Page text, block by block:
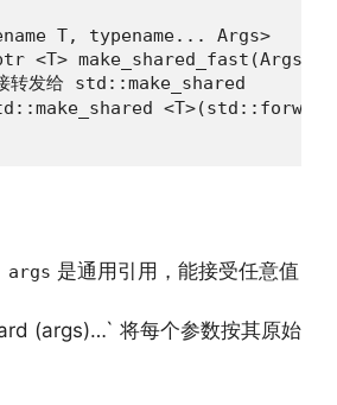
T, typename... Args>
<T>
转发给 std::make_shared
args 是通用引用，能接受任意值
(args)…` 将每个参数按其原始